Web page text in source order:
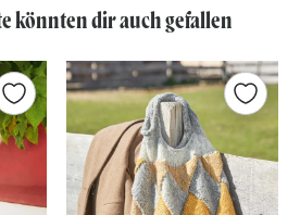
könnten dir auch gefallen